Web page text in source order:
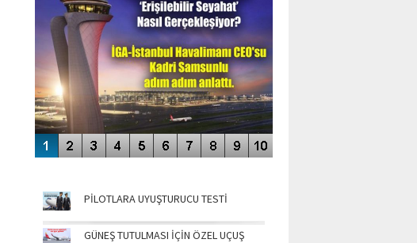
PİLOTLARA UYUŞTURUCU TESTİ
GÜNEŞ TUTULMASI İÇİN ÖZEL UÇUŞ